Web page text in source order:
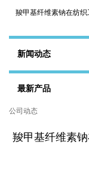
羧甲基纤维素钠在纺
新闻动态
最新产品
公司动态
羧甲基纤维素